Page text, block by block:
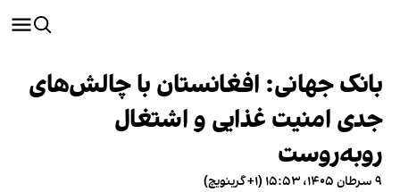
بانک جهانی: افغانستان با چالش‌های
جدی امنیت غذایی و اشتغال
روبه‌روست
۹ سرطان ۱۴۰۵، ۱۵:۵۳ (‎+۱ گرینویچ)